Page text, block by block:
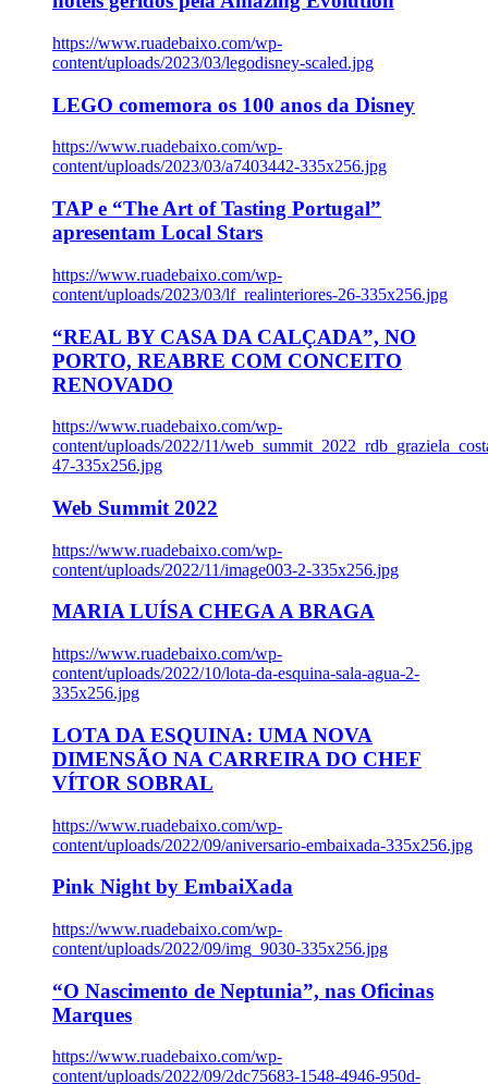
https://www.ruadebaixo.com/wp-
content/uploads/2023/03/legodisney-scaled.jpg
LEGO comemora os 100 anos da Disney
https://www.ruadebaixo.com/wp-
content/uploads/2023/03/a7403442-335x256.jpg
TAP e “The Art of Tasting Portugal”
apresentam Local Stars
https://www.ruadebaixo.com/wp-
content/uploads/2023/03/lf_realinteriores-26-335x256.jpg
“REAL BY CASA DA CALÇADA”, NO
PORTO, REABRE COM CONCEITO
RENOVADO
https://www.ruadebaixo.com/wp-
content/uploads/2022/11/
47-335x256.jpg
Web Summit 2022
https://www.ruadebaixo.com/wp-
content/uploads/2022/11/image003-2-335x256.jpg
MARIA LUÍSA CHEGA A BRAGA
https://www.ruadebaixo.com/wp-
content/uploads/2022/10/lota-da-esquina-sala-agua-2-
335x256.jpg
LOTA DA ESQUINA: UMA NOVA
DIMENSÃO NA CARREIRA DO CHEF
VÍTOR SOBRAL
https://www.ruadebaixo.com/wp-
content/uploads/2022/09/aniversario-embaixada-335x256.jpg
Pink Night by EmbaiXada
https://www.ruadebaixo.com/wp-
content/uploads/2022/09/img_9030-335x256.jpg
“O Nascimento de Neptunia”, nas Oficinas
Marques
https://www.ruadebaixo.com/wp-
content/uploads/2022/09/2dc75683-1548-4946-950d-